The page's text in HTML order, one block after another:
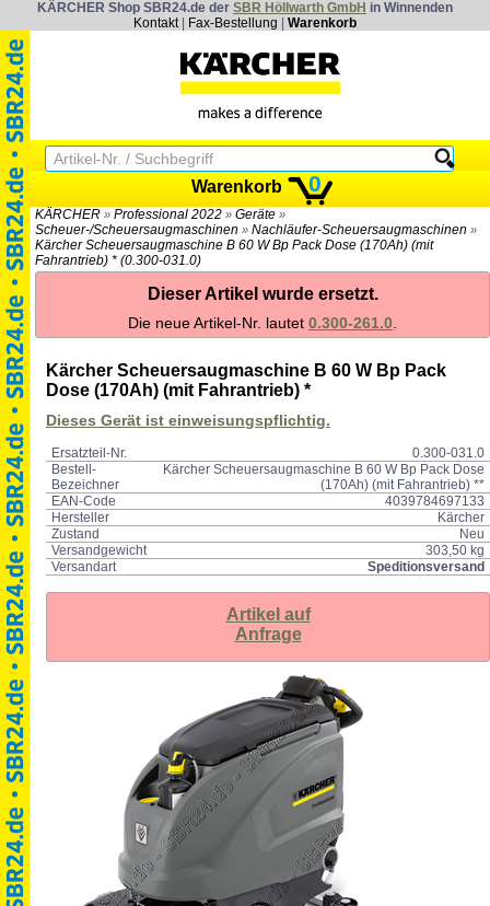
KÄRCHER Shop SBR24.de der SBR Höllwarth GmbH in Winnenden
Kontakt| Fax-Bestellung Warenkorb
Warenkorb 0
KÄRCHER » Professional 2022 » Geräte »
Scheuer-/Scheuersaugmaschinen » Nachläufer-Scheuersaugmaschinen »
Kärcher Scheuersaugmaschine B 60 W Bp Pack Dose (170Ah) (mit
Fahrantrieb) * (0.300-031.0)
Dieser Artikel wurde ersetzt.
Die neue Artikel-Nr. lautet 0.300-261.0.
Kärcher Scheuersaugmaschine B 60 W Bp Pack
Dose (170Ah) (mit Fahrantrieb) *
Dieses Gerät ist einweisungspflichtig.
Ersatzteil-Nr.
0.300-031.0
Bestell-
Bezeichner
Kärcher Scheuersaugmaschine B 60 W Bp Pack Dose
(170Ah) (mit Fahrantrieb) **
EAN-Code
4039784697133
Hersteller
Kärcher
Zustand
Neu
Versandgewicht
303,50 kg
Versandart
Speditionsversand
Artikel auf
Anfrage